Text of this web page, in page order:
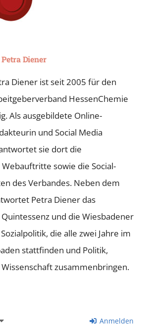
Petra Diener
Diener ist seit 2005 für den
HessenChemie
Als ausgebildete Online-
und Social Media
sie dort die
sowie die Social-
des Verbandes. Neben dem
Petra Diener das
Quintessenz und die Wiesbadener
die alle zwei Jahre im
stattfinden und Politik,
zusammenbringen.
Anmelden